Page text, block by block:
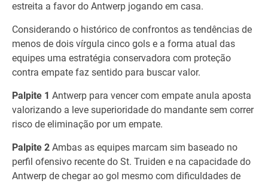
estreita a favor do Antwerp jogando em casa.
Considerando o histórico de confrontos as tendências de
menos de dois vírgula cinco gols e a forma atual das
equipes uma estratégia conservadora com proteção
contra empate faz sentido para buscar valor.
Palpite 1 Antwerp para vencer com empate anula aposta
valorizando a leve superioridade do mandante sem correr
risco de eliminação por um empate.
Palpite 2 Ambas as equipes marcam sim baseado no
perfil ofensivo recente do St. Truiden e na capacidade do
Antwerp de chegar ao gol mesmo com dificuldades de